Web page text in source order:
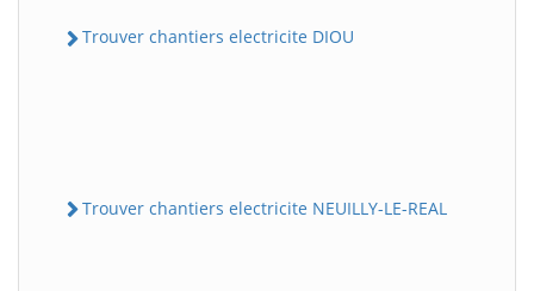
Trouver chantiers electricite DIOU
Trouver chantiers electricite NEUILLY-LE-REAL